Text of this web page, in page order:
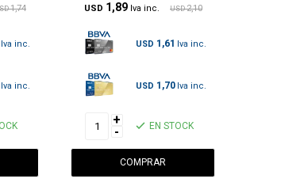
1,74 USD 1,89 USD 2,10
USD 1,61
USD 1,70
+
- EN STOCK